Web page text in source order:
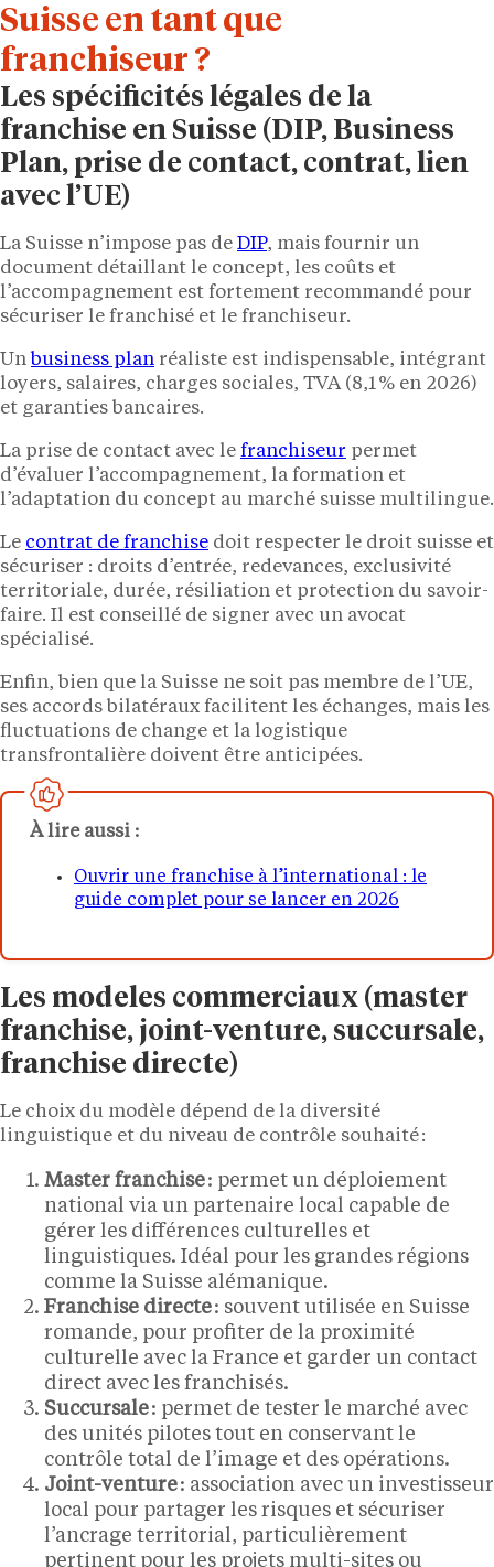
Suisse en tant que
franchiseur ?
Les spécificités légales de la
franchise en Suisse (DIP, Business
Plan, prise de contact, contrat, lien
avec l’UE)
La Suisse n’impose pas de DIP, mais fournir un
document détaillant le concept, les coûts et
l’accompagnement est fortement recommandé pour
sécuriser le franchisé et le franchiseur.
Un business plan réaliste est indispensable, intégrant
loyers, salaires, charges sociales, TVA (8,1 % en 2026)
et garanties bancaires.
La prise de contact avec le franchiseur permet
d’évaluer l’accompagnement, la formation et
l’adaptation du concept au marché suisse multilingue.
Le contrat de franchise doit respecter le droit suisse et
sécuriser : droits d’entrée, redevances, exclusivité
territoriale, durée, résiliation et protection du savoir-
faire. Il est conseillé de signer avec un avocat
spécialisé.
Enfin, bien que la Suisse ne soit pas membre de l’UE,
ses accords bilatéraux facilitent les échanges, mais les
fluctuations de change et la logistique
transfrontalière doivent être anticipées.
À lire aussi :
Ouvrir une franchise à l’international : le
guide complet pour se lancer en 2026
Les modeles commerciaux (master
franchise, joint-venture, succursale,
franchise directe)
Le choix du modèle dépend de la diversité
linguistique et du niveau de contrôle souhaité :
Master franchise: permet un déploiement
national via un partenaire local capable de
gérer les différences culturelles et
linguistiques. Idéal pour les grandes régions
comme la Suisse alémanique.
Franchise directe: souvent utilisée en Suisse
romande, pour profiter de la proximité
culturelle avec la France et garder un contact
direct avec les franchisés.
Succursale: permet de tester le marché avec
des unités pilotes tout en conservant le
contrôle total de l’image et des opérations.
Joint-venture: association avec un investisseur
local pour partager les risques et sécuriser
l’ancrage territorial, particulièrement
pertinent pour les projets multi-sites ou